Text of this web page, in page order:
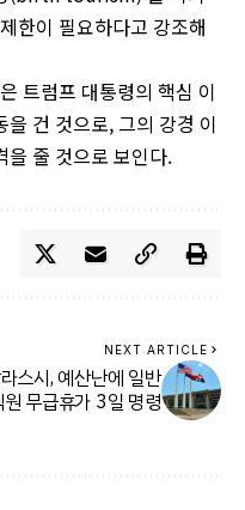
한이 필요하다고 강조해
트럼프 대통령의 핵심 이
건 것으로, 그의 강경 이
을 줄 것으로 보인다.
NEXT ARTICLE
스시, 예산난에 일반
원 무급휴가 3일 명령